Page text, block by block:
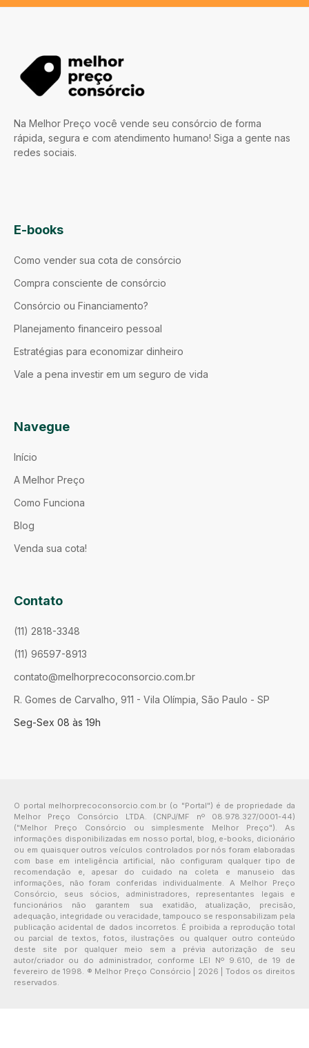
Na Melhor Preço você vende seu consórcio de forma
rápida, segura e com atendimento humano! Siga a gente nas
redes sociais.
E-books
Como vender sua cota de consórcio
Compra consciente de consórcio
Consórcio ou Financiamento?
Planejamento financeiro pessoal
Estratégias para economizar dinheiro
Vale a pena investir em um seguro de vida
Navegue
Início
A Melhor Preço
Como Funciona
Blog
Venda sua cota!
Contato
(11) 2818-3348
(11) 96597-8913
contato@melhorprecoconsorcio.com.br
R. Gomes de Carvalho, 911 - Vila Olímpia, São Paulo - SP
Seg-Sex 08 às 19h
O portal melhorprecoconsorcio.com.br (o "Portal") é de propriedade da
Melhor Preço Consórcio LTDA. (CNPJ/MF nº 08.978.327/0001-44)
("Melhor Preço Consórcio ou simplesmente Melhor Preço"). As
informações disponibilizadas em nosso portal, blog, e-books, dicionário
ou em quaisquer outros veículos controlados por nós foram elaboradas
com base em inteligência artificial, não configuram qualquer tipo de
recomendação e, apesar do cuidado na coleta e manuseio das
informações, não foram conferidas individualmente. A Melhor Preço
Consórcio, seus sócios, administradores, representantes legais e
funcionários não garantem sua exatidão, atualização, precisão,
adequação, integridade ou veracidade, tampouco se responsabilizam pela
publicação acidental de dados incorretos. É proibida a reprodução total
ou parcial de textos, fotos, ilustrações ou qualquer outro conteúdo
deste site por qualquer meio sem a prévia autorização de seu
autor/criador ou do administrador, conforme LEI Nº 9.610, de 19 de
fevereiro de 1998. ® Melhor Preço Consórcio | 2026 | Todos os direitos
reservados.